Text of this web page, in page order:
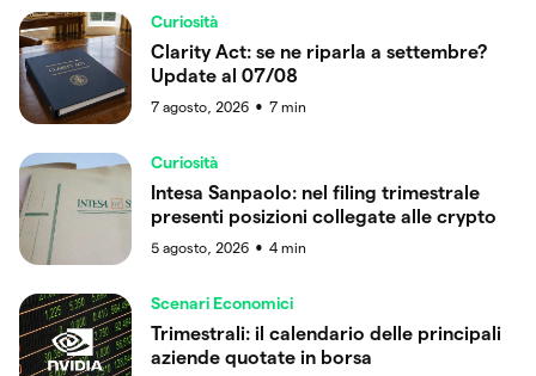
Curiosità
Clarity Act: se ne riparla a settembre?
Update al 07/08
7 agosto, 2026 ● 7 min
Curiosità
Intesa Sanpaolo: nel filing trimestrale
presenti posizioni collegate alle crypto
5 agosto, 2026 ● 4 min
Scenari Economici
Trimestrali: il calendario delle principali
aziende quotate in borsa